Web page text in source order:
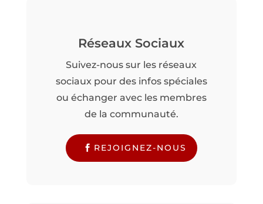
Réseaux Sociaux
Suivez-nous sur les réseaux
sociaux pour des infos spéciales
ou échanger avec les membres
de la communauté.
REJOIGNEZ-NOUS